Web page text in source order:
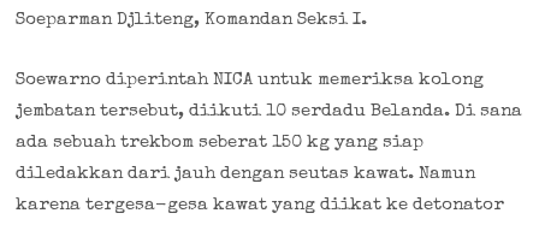
Soeparman Djliteng, Komandan Seksi I.
Soewarno diperintah NICA untuk memeriksa kolong
jembatan tersebut, diikuti 10 serdadu Belanda. Di sana
ada sebuah trekbom seberat 150 kg yang siap
diledakkan dari jauh dengan seutas kawat. Namun
karena tergesa-gesa kawat yang diikat ke detonator